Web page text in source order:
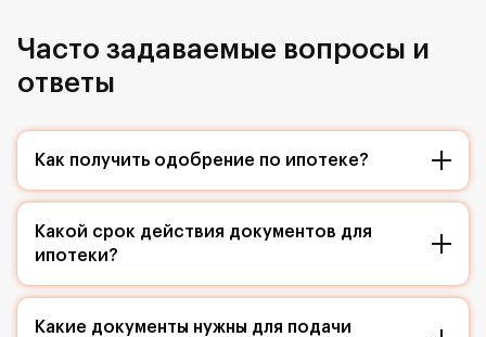
Часто задаваемые вопросы и
ответы
Как получить одобрение по ипотеке?
Какой срок действия документов для
ипотеки?
Какие документы нужны для подачи